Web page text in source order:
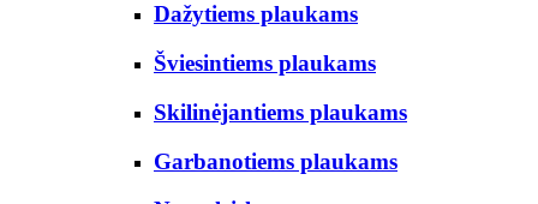
Dažytiems plaukams
Šviesintiems plaukams
Skilinėjantiems plaukams
Garbanotiems plaukams